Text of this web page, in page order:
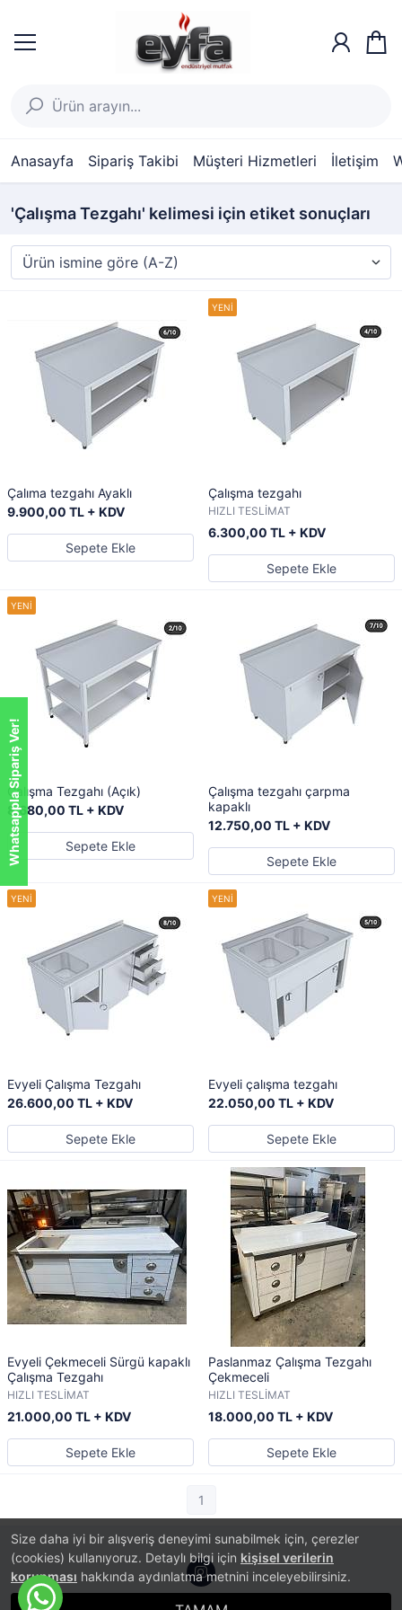
Anasayfa Sipariş Takibi Müşteri Hizmetleri İletişim
Size daha iyi bir alışveriş deneyimi sunabilmek için, çerezler
(cookies) kullanıyoruz. Detaylı bilgi için kişisel verilerin
korunması hakkında aydınlatma metnini inceleyebilirsiniz.
'Çalışma Tezgahı' kelimesi için etiket sonuçları
Çalıma tezgahı Ayaklı
9.900,00 TL + KDV
Sepete Ekle
Çalışma tezgahı
HIZLI TESLİMAT
6.300,00 TL + KDV
Sepete Ekle
Çalışma Tezgahı (Açık)
8.680,00 TL + KDV
Sepete Ekle
Çalışma tezgahı çarpma
kapaklı
12.750,00 TL + KDV
Sepete Ekle
Evyeli Çalışma Tezgahı
26.600,00 TL + KDV
Sepete Ekle
Evyeli çalışma tezgahı
22.050,00 TL + KDV
Sepete Ekle
Evyeli Çekmeceli Sürgü kapaklı
Çalışma Tezgahı
HIZLI TESLİMAT
21.000,00 TL + KDV
Sepete Ekle
Paslanmaz Çalışma Tezgahı
Çekmeceli
HIZLI TESLİMAT
18.000,00 TL + KDV
Sepete Ekle
1
Whatsappla Sipariş Ver!